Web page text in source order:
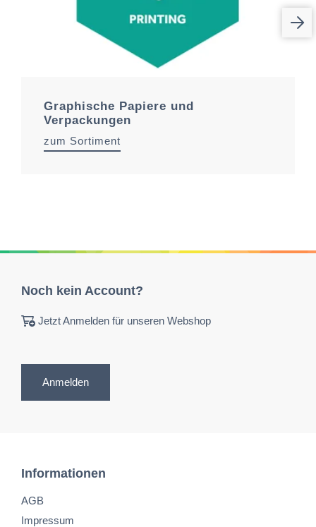
Graphische Papiere und
Verpackungen
zum Sortiment
Noch kein Account?
Jetzt Anmelden für unseren Webshop
Anmelden
Informationen
AGB
Impressum